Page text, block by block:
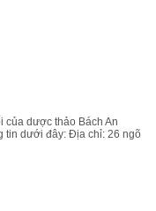
của dược thảo Bách An
tin dưới đây: Địa chỉ: 26 ngõ